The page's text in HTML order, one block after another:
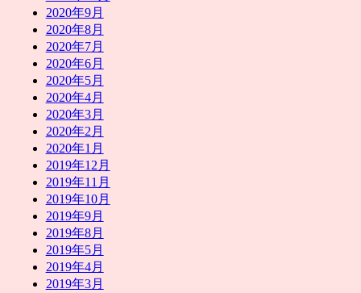
2020年9月
2020年8月
2020年7月
2020年6月
2020年5月
2020年4月
2020年3月
2020年2月
2020年1月
2019年12月
2019年11月
2019年10月
2019年9月
2019年8月
2019年5月
2019年4月
2019年3月